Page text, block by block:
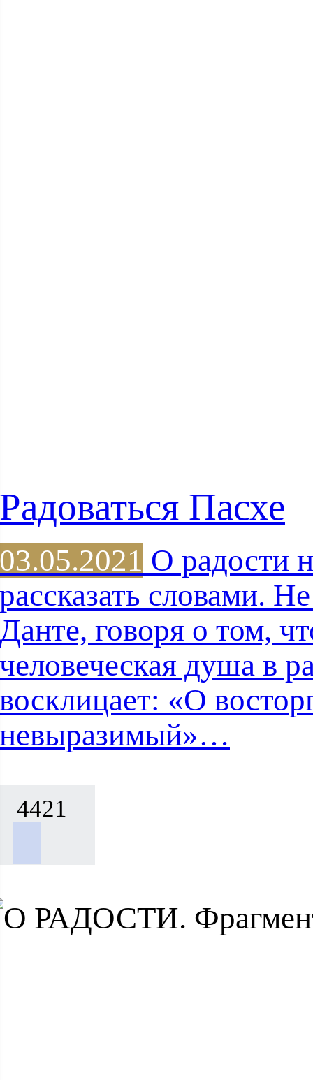
Радоваться Пасхе
03.05.2021 О радости
рассказать словами.
Данте, говоря о том,
человеческая душа в
восклицает: «О
невыразимый»…
4421